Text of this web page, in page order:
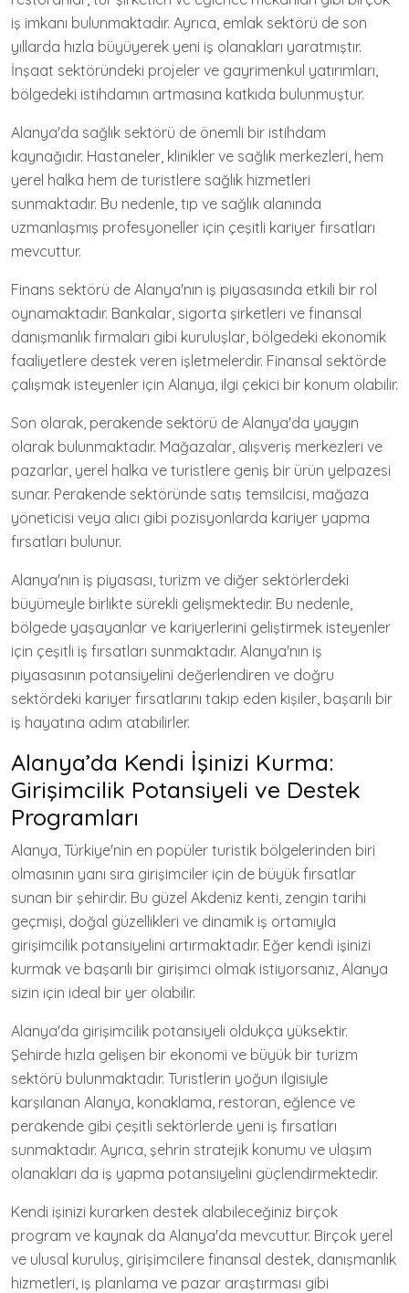
iş imkanı bulunmaktadır. Ayrıca, emlak sektörü de son
yıllarda hızla büyüyerek yeni iş olanakları yaratmıştır.
İnşaat sektöründeki projeler ve gayrimenkul yatırımları,
bölgedeki istihdamın artmasına katkıda bulunmuştur.
Alanya'da sağlık sektörü de önemli bir istihdam
kaynağıdır. Hastaneler, klinikler ve sağlık merkezleri, hem
yerel halka hem de turistlere sağlık hizmetleri
sunmaktadır. Bu nedenle, tıp ve sağlık alanında
uzmanlaşmış profesyoneller için çeşitli kariyer fırsatları
mevcuttur.
Finans sektörü de Alanya'nın iş piyasasında etkili bir rol
oynamaktadır. Bankalar, sigorta şirketleri ve finansal
danışmanlık firmaları gibi kuruluşlar, bölgedeki ekonomik
faaliyetlere destek veren işletmelerdir. Finansal sektörde
çalışmak isteyenler için Alanya, ilgi çekici bir konum olabilir.
Son olarak, perakende sektörü de Alanya'da yaygın
olarak bulunmaktadır. Mağazalar, alışveriş merkezleri ve
pazarlar, yerel halka ve turistlere geniş bir ürün yelpazesi
sunar. Perakende sektöründe satış temsilcisi, mağaza
yöneticisi veya alıcı gibi pozisyonlarda kariyer yapma
fırsatları bulunur.
Alanya'nın iş piyasası, turizm ve diğer sektörlerdeki
büyümeyle birlikte sürekli gelişmektedir. Bu nedenle,
bölgede yaşayanlar ve kariyerlerini geliştirmek isteyenler
için çeşitli iş fırsatları sunmaktadır. Alanya'nın iş
piyasasının potansiyelini değerlendiren ve doğru
sektördeki kariyer fırsatlarını takip eden kişiler, başarılı bir
iş hayatına adım atabilirler.
Alanya’da Kendi İşinizi Kurma:
Girişimcilik Potansiyeli ve Destek
Programları
Alanya, Türkiye'nin en popüler turistik bölgelerinden biri
olmasının yanı sıra girişimciler için de büyük fırsatlar
sunan bir şehirdir. Bu güzel Akdeniz kenti, zengin tarihi
geçmişi, doğal güzellikleri ve dinamik iş ortamıyla
girişimcilik potansiyelini artırmaktadır. Eğer kendi işinizi
kurmak ve başarılı bir girişimci olmak istiyorsanız, Alanya
sizin için ideal bir yer olabilir.
Alanya'da girişimcilik potansiyeli oldukça yüksektir.
Şehirde hızla gelişen bir ekonomi ve büyük bir turizm
sektörü bulunmaktadır. Turistlerin yoğun ilgisiyle
karşılanan Alanya, konaklama, restoran, eğlence ve
perakende gibi çeşitli sektörlerde yeni iş fırsatları
sunmaktadır. Ayrıca, şehrin stratejik konumu ve ulaşım
olanakları da iş yapma potansiyelini güçlendirmektedir.
Kendi işinizi kurarken destek alabileceğiniz birçok
program ve kaynak da Alanya'da mevcuttur. Birçok yerel
ve ulusal kuruluş, girişimcilere finansal destek, danışmanlık
hizmetleri, iş planlama ve pazar araştırması gibi